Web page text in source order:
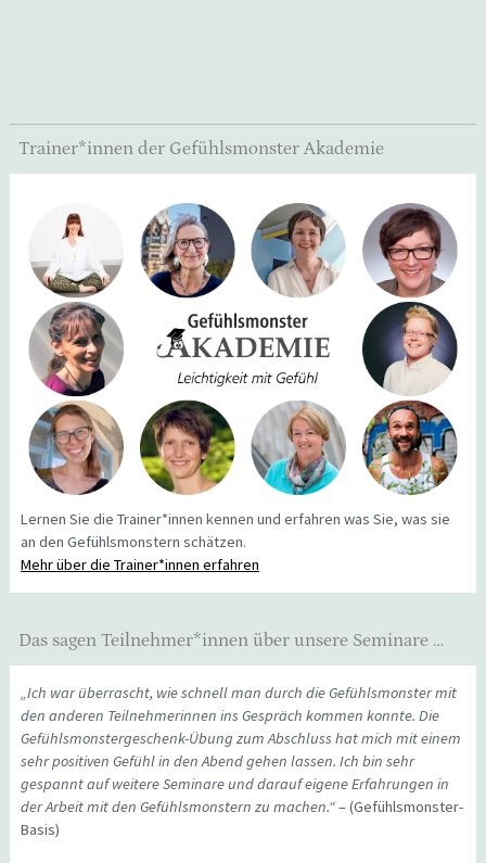
Trainer*innen der Gefühlsmonster Akademie
Lernen Sie die Trainer*innen kennen und erfahren was Sie, was sie
an den Gefühlsmonstern schätzen.
Mehr über die Trainer*innen erfahren
Das sagen Teilnehmer*innen über unsere Seminare …
„Ich war überrascht, wie schnell man durch die Gefühlsmonster mit
den anderen Teilnehmerinnen ins Gespräch kommen konnte. Die
Gefühlsmonstergeschenk-Übung zum Abschluss hat mich mit einem
sehr positiven Gefühl in den Abend gehen lassen. Ich bin sehr
gespannt auf weitere Seminare und darauf eigene Erfahrungen in
der Arbeit mit den Gefühlsmonstern zu machen.“– (Gefühlsmonster-
Basis)